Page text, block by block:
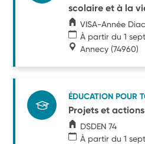
scolaire et à la
VISA-Année
À partir du 1
Annecy (74960)
ÉDUCATION POUR
Projets et
DSDEN 74
À partir du 1